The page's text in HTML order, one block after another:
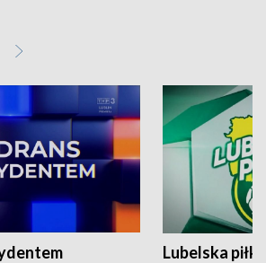
Lubelska piłka